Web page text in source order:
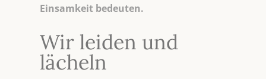
Einsamkeit bedeuten.
Wir leiden und
lächeln